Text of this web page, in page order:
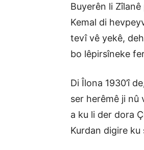
Buyerên li
Kemal di
tevî vê yekê,
bo lêpirsîneke
Di Îlona 1930’î
ser herêmê ji nû
a ku li der dora
Kurdan digire